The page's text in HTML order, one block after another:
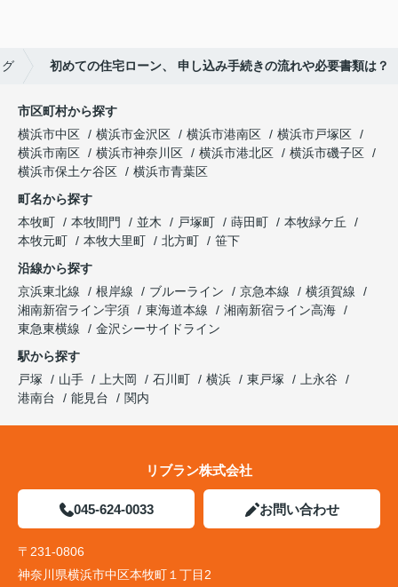
初めての住宅ローン、 申し込み手続きの流れや必要書類は？
市区町村から探す
横浜市中区
横浜市金沢区 横浜市港南区
横浜市戸塚区
横浜市南区
横浜市神奈川区 横浜市港北区
横浜市磯子区
横浜市保土ケ谷区
横浜市青葉区
町名から探す
本牧町
本牧間門 並木 戸塚町 蒔田町
本牧緑ケ丘
本牧元町
本牧大里町 北方町
笹下
沿線から探す
京浜東北線
根岸線 ブルーライン 京急本線
横須賀線
湘南新宿ライン宇須
東海道本線
湘南新宿ライン高海
東急東横線
金沢シーサイドライン
駅から探す
戸塚
山手 上大岡 石川町 横浜 東戸塚
上永谷
港南台
能見台 関内
リブラン株式会社
045-624-0033 お問い合わせ
〒231-0806
神奈川県横浜市中区本牧町１丁目2